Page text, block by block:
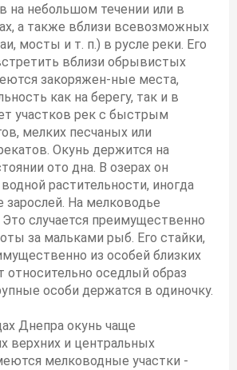
на небольшом течении или в
а также вблизи всевозможных
мосты и т. п.) в русле реки. Его
вблизи обрывистых
закоряжен-ные места,
как на берегу, так и в
участков рек с быстрым
мелких песчаных или
Окунь держится на
ото дна. В озерах он
растительности, иногда
зарослей. На мелководье
случается преимущественно
за мальками рыб. Его стайки,
из особей близких
относительно оседлый образ
особи держатся в одиночку.
Днепра окунь чаще
верхних и центральных
мелководные участки -